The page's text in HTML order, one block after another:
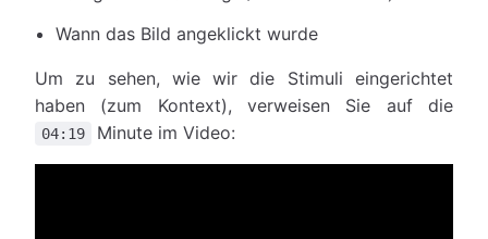
Wann das Bild angeklickt wurde
Um zu sehen, wie wir die Stimuli eingerichtet
haben (zum Kontext), verweisen Sie auf die
04:19 Minute im Video: